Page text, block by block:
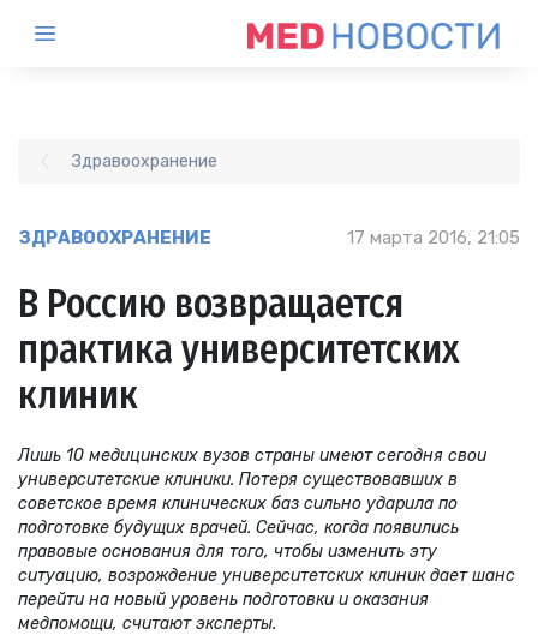
Здравоохранение
ЗДРАВООХРАНЕНИЕ 17 марта 2016, 21:05
В Россию возвращается
практика университетских
клиник
Лишь 10 медицинских вузов страны имеют сегодня свои
университетские клиники. Потеря существовавших в
советское время клинических баз сильно ударила по
подготовке будущих врачей. Сейчас, когда появились
правовые основания для того, чтобы изменить эту
ситуацию, возрождение университетских клиник дает шанс
перейти на новый уровень подготовки и оказания
медпомощи, считают эксперты.